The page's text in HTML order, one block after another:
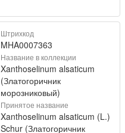
Штрихкод
MHA0007363
Название в коллекции
Xanthoselinum alsaticum
(Златогоричник
морозниковый)
Принятое название
Xanthoselinum alsaticum (L.)
Schur (Златогоричник